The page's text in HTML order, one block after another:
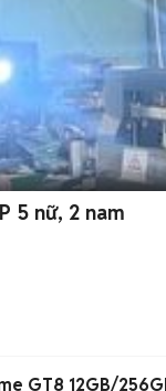
5 nữ, 2 nam
GT8 12GB/